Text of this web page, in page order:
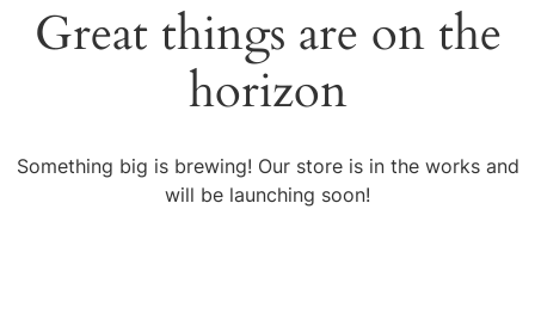
Great things are on the
horizon
Something big is brewing! Our store is in the works and
will be launching soon!